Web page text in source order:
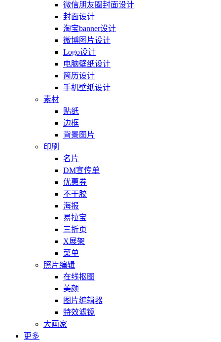
微信朋友圈封面设计
封面设计
淘宝banner设计
微博图片设计
Logo设计
电脑壁纸设计
简历设计
手机壁纸设计
素材
贴纸
边框
背景图片
印刷
名片
DM宣传单
优惠券
不干胶
海报
易拉宝
三折页
X展架
菜单
照片编辑
在线抠图
美颜
图片编辑器
特效滤镜
大画家
更多